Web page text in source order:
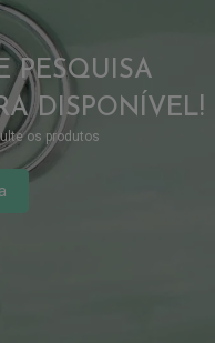
PESQUISA
DISPONÍVEL!
os produtos